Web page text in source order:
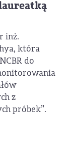
inż.
która
do
z
próbek”.